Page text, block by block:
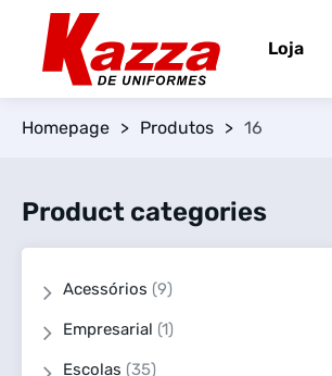
Loja
Homepage > Produtos > 16
Product categories
Acessórios (9)
Empresarial (1)
Escolas (35)